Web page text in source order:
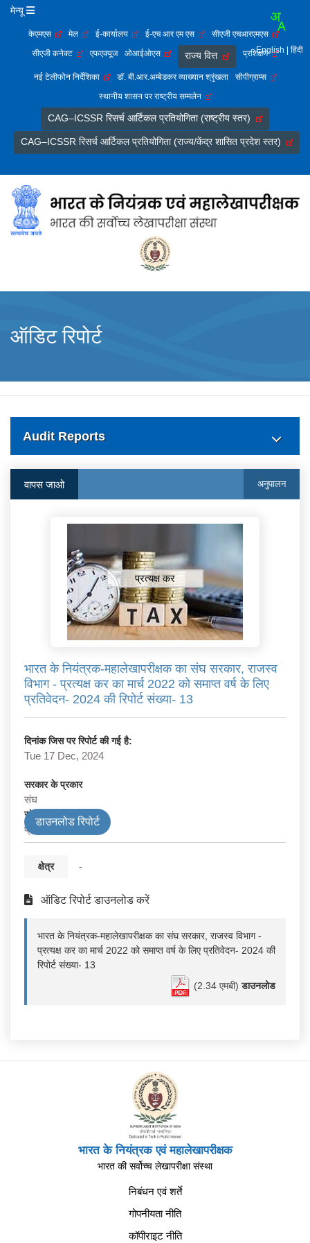
मेन्यू
केएमएस मेल ई-कार्यालय ई-एच आर एम एस
सीएजी एचआरएमएस
सीएजी कनेक्ट
एफएक्यूज ओआईओएस राज्य वित्त प्रशिक्षण
नई टेलीफोन निर्देशिका डॉ. बी.आर.अम्बेडकर व्याख्यान श्रृंखला
सीपीग्राम्स
स्थानीय शासन पर राष्ट्रीय सम्मलेन
CAG–ICSSR रिसर्च आर्टिकल प्रतियोगिता (राष्ट्रीय स्तर)
CAG–ICSSR रिसर्च आर्टिकल प्रतियोगिता (राज्य/केंद्र शासित प्रदेश स्तर)
English | हिंदी
ऑडिट रिपोर्ट
Audit Reports
वापस जाओ अनुपालन
प्रत्यक्ष कर
भारत के नियंत्रक-महालेखापरीक्षक का संघ सरकार, राजस्व
विभाग - प्रत्यक्ष कर का मार्च 2022 को समाप्त वर्ष के लिए
प्रतिवेदन- 2024 की रिपोर्ट संख्या- 13
दिनांक जिस पर रिपोर्ट की गई है:
Tue 17 Dec, 2024
सरकार के प्रकार
संघ
संघ विभाग
प्रत्यक्ष कर
डाउनलोड रिपोर्ट
क्षेत्र -
ऑडिट रिपोर्ट डाउनलोड करें
भारत के नियंत्रक-महालेखापरीक्षक का संघ सरकार, राजस्व विभाग -
प्रत्यक्ष कर का मार्च 2022 को समाप्त वर्ष के लिए प्रतिवेदन- 2024 की
रिपोर्ट संख्या- 13
(2.34 एमबी)डाउनलोड
भारत के नियंत्रक एवं महालेखापरीक्षक
भारत की सर्वोच्च लेखापरीक्षा संस्था
निबंधन एवं शर्ते
गोपनीयता नीति
कॉपीराइट नीति